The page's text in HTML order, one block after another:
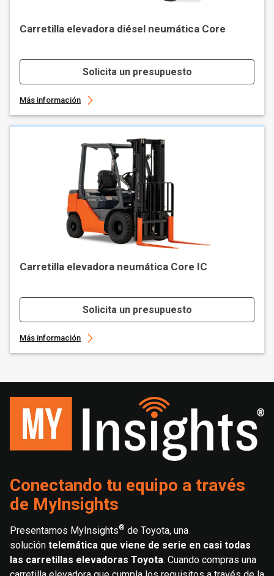
Carretilla elevadora diésel neumática Core
Solicita un presupuesto
Más información
Carretilla elevadora neumática Core IC
Solicita un presupuesto
Más información
Conectando tu equipo a través
de MyInsights
Presentamos MyInsights® de Toyota, una
solución telemática que viene de serie en casi todas
las carretillas elevadoras Toyota. Cuando compras una